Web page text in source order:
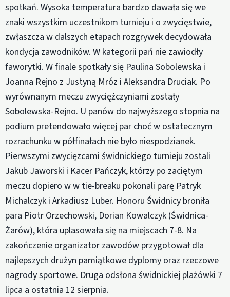
spotkań. Wysoka temperatura bardzo dawała się we
znaki wszystkim uczestnikom turnieju i o zwycięstwie,
zwłaszcza w dalszych etapach rozgrywek decydowała
kondycja zawodników. W kategorii pań nie zawiodły
faworytki. W finale spotkały się Paulina Sobolewska i
Joanna Rejno z Justyną Mróz i Aleksandra Druciak. Po
wyrównanym meczu zwyciężczyniami zostały
Sobolewska-Rejno. U panów do najwyższego stopnia na
podium pretendowało więcej par choć w ostatecznym
rozrachunku w półfinałach nie było niespodzianek.
Pierwszymi zwycięzcami świdnickiego turnieju zostali
Jakub Jaworski i Kacer Pańczyk, którzy po zaciętym
meczu dopiero w w tie-breaku pokonali parę Patryk
Michalczyk i Arkadiusz Luber. Honoru Świdnicy broniła
para Piotr Orzechowski, Dorian Kowalczyk (Świdnica-
Żarów), która uplasowała się na miejscach 7-8. Na
zakończenie organizator zawodów przygotował dla
najlepszych drużyn pamiątkowe dyplomy oraz rzeczowe
nagrody sportowe. Druga odsłona świdnickiej plażówki 7
lipca a ostatnia 12 sierpnia.